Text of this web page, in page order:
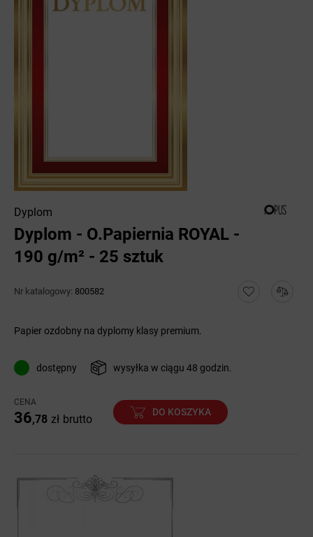
Dyplom
Dyplom - O.Papiernia ROYAL -
190 g/m² - 25 sztuk
Nr katalogowy: 800582
Papier ozdobny na dyplomy klasy premium.
dostępny wysyłka w ciągu 48 godzin.
CENA
36,78 zł brutto
DO KOSZYKA